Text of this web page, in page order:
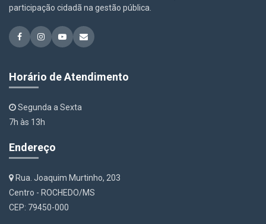
participação cidadã na gestão pública.
Horário de Atendimento
Segunda a Sexta
7h às 13h
Endereço
Rua. Joaquim Murtinho, 203
Centro - ROCHEDO/MS
CEP: 79450-000